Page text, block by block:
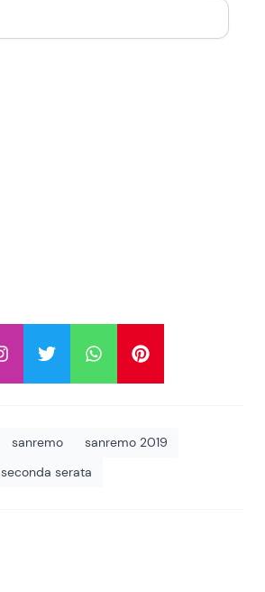
sanremo
sanremo 2019
seconda serata